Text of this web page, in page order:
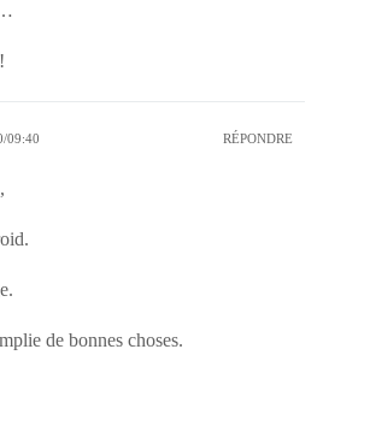
09:40 RÉPONDRE
de bonnes choses.